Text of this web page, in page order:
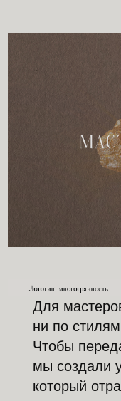
Для
ни по
Чтобы
мы создали
который